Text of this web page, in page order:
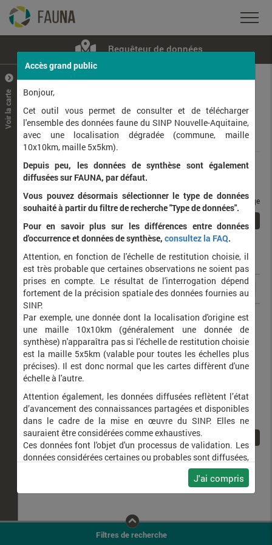
Requêteur de données
+
–
Voir la carte
Données
Rang taxonomique :
Affichage de1à 1sur1
taxons / page
Nom latin Nom vernaculaire
Lymantria monacha Nonne (La)
Filtres de recherche
Accès grand public
Bonjour,
Cet outil vous permet de consulter et de télécharger
l'ensemble des données faune du SINP Nouvelle-Aquitaine,
avec une localisation dégradée (commune, maille
10x10km, maille 5x5km).
Depuis peu, les données de synthèse sont également
diffusées sur FAUNA, par défaut.
Vous pouvez désormais sélectionner le type de données
souhaité à partir du filtre de recherche "Type de données".
Pour en savoir plus sur les différences entre données
d'occurrence et données de synthèse, consultez la FAQ.
Attention, en fonction de l'échelle de restitution choisie, il
est très probable que certaines observations ne soient pas
prises en compte. Le résultat de l'interrogation dépend
fortement de la précision spatiale des données fournies au
SINP.
Par exemple, une donnée dont la localisation d'origine est
une maille 10x10km (généralement une donnée de
synthèse) n'apparaîtra pas si l'échelle de restitution choisie
est la maille 5x5km (valable pour toutes les échelles plus
précises). Il est donc normal que les cartes diffèrent d'une
échelle à l'autre.
Attention également, les données diffusées reflètent l’état
d’avancement des connaissances partagées et disponibles
dans le cadre de la mise en œuvre du SINP. Elles ne
sauraient être considérées comme exhaustives.
Ces données font l'objet d'un processus de validation. Les
données considérées certaines ou probables sont diffusées,
ainsi que celles pour lesquelles la méthode n'est pas
J'ai compris